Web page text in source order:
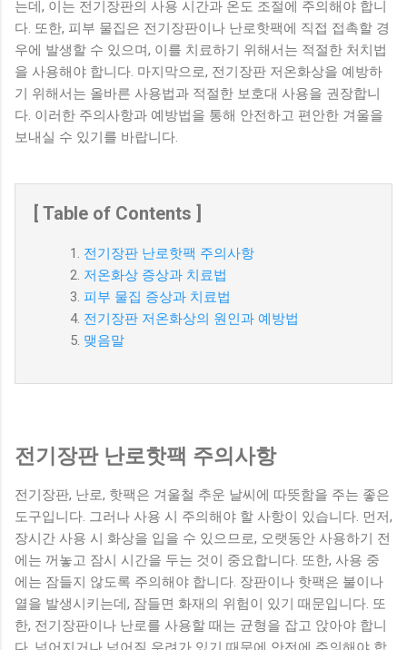
는데, 이는 전기장판의 사용 시간과 온도 조절에 주의해야 합니
다. 또한, 피부 물집은 전기장판이나 난로핫팩에 직접 접촉할 경
우에 발생할 수 있으며, 이를 치료하기 위해서는 적절한 처치법
을 사용해야 합니다. 마지막으로, 전기장판 저온화상을 예방하
기 위해서는 올바른 사용법과 적절한 보호대 사용을 권장합니
다. 이러한 주의사항과 예방법을 통해 안전하고 편안한 겨울을
보내실 수 있기를 바랍니다.
[ Table of Contents ]
전기장판 난로핫팩 주의사항
저온화상 증상과 치료법
피부 물집 증상과 치료법
전기장판 저온화상의 원인과 예방법
맺음말
전기장판 난로핫팩 주의사항
전기장판, 난로, 핫팩은 겨울철 추운 날씨에 따뜻함을 주는 좋은
도구입니다. 그러나 사용 시 주의해야 할 사항이 있습니다. 먼저,
장시간 사용 시 화상을 입을 수 있으므로, 오랫동안 사용하기 전
에는 꺼놓고 잠시 시간을 두는 것이 중요합니다. 또한, 사용 중
에는 잠들지 않도록 주의해야 합니다. 장판이나 핫팩은 불이나
열을 발생시키는데, 잠들면 화재의 위험이 있기 때문입니다. 또
한, 전기장판이나 난로를 사용할 때는 균형을 잡고 앉아야 합니